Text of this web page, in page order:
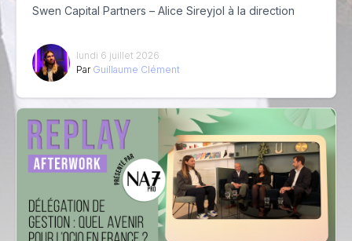
Swen Capital Partners – Alice Sireyjol à la direction
lundi 6 juillet 2026
Par Guillaume Clément